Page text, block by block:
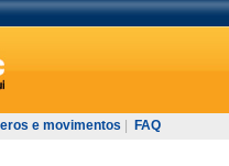
e movimentos FAQ